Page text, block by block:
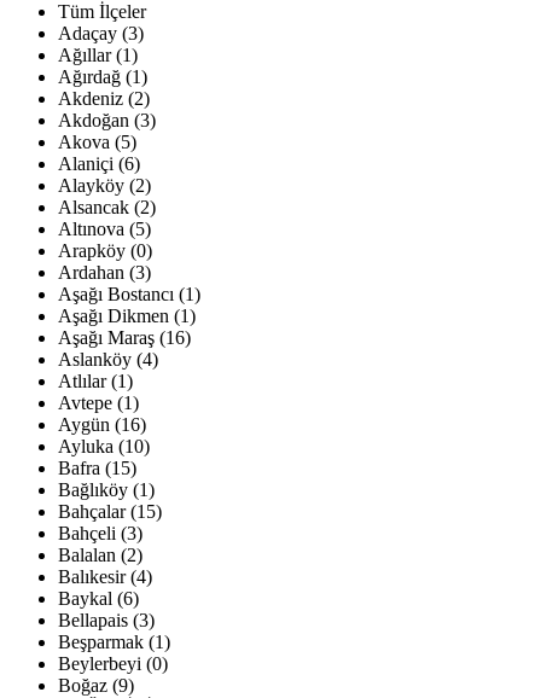
Tüm İlçeler
Adaçay (3)
Ağıllar (1)
Ağırdağ (1)
Akdeniz (2)
Akdoğan (3)
Akova (5)
Alaniçi (6)
Alayköy (2)
Alsancak (2)
Altınova (5)
Arapköy (0)
Ardahan (3)
Aşağı Bostancı (1)
Aşağı Dikmen (1)
Aşağı Maraş (16)
Aslanköy (4)
Atlılar (1)
Avtepe (1)
Aygün (16)
Ayluka (10)
Bafra (15)
Bağlıköy (1)
Bahçalar (15)
Bahçeli (3)
Balalan (2)
Balıkesir (4)
Baykal (6)
Bellapais (3)
Beşparmak (1)
Beylerbeyi (0)
Boğaz (9)